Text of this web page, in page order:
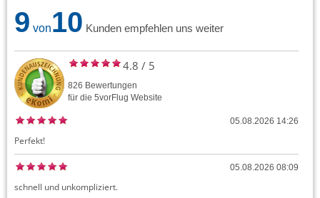
9 von10 Kunden empfehlen uns weiter
4.8 / 5
826 Bewertungen
für die 5vorFlug Website
05.08.2026 14:26
Perfekt!
05.08.2026 08:09
schnell und unkompliziert.